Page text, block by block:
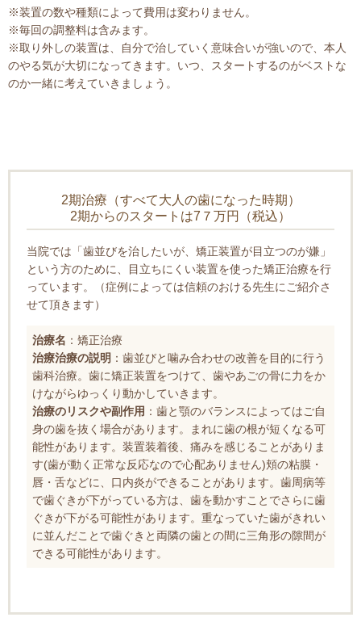
※装置の数や種類によって費用は変わりません。
※毎回の調整料は含みます。
※取り外しの装置は、自分で治していく意味合いが強いので、本人
のやる気が大切になってきます。いつ、スタートするのがベストな
のか一緒に考えていきましょう。
2期治療（すべて大人の歯になった時期）
2期からのスタートは7７万円（税込）
当院では「歯並びを治したいが、矯正装置が目立つのが嫌」
という方のために、目立ちにくい装置を使った矯正治療を行
っています。（症例によっては信頼のおける先生にご紹介さ
せて頂きます）
治療名 ：矯正治療
治療治療の説明 ：歯並びと噛み合わせの改善を目的に行う
歯科治療。歯に矯正装置をつけて、歯やあごの骨に力をか
けながらゆっくり動かしていきます。
治療のリスクや副作用 ：歯と顎のバランスによってはご自
身の歯を抜く場合があります。まれに歯の根が短くなる可
能性があります。装置装着後、痛みを感じることがありま
す(歯が動く正常な反応なので心配ありません)頬の粘膜・
唇・舌などに、口内炎ができることがあります。歯周病等
で歯ぐきが下がっている方は、歯を動かすことでさらに歯
ぐきが下がる可能性があります。重なっていた歯がきれい
に並んだことで歯ぐきと両隣の歯との間に三角形の隙間が
できる可能性があります。